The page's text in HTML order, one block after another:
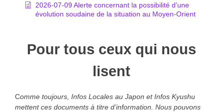
2026-07-09 Alerte concernant la possibilité d'une
évolution soudaine de la situation au Moyen-Orient
Pour tous ceux qui nous
lisent
Comme toujours, Infos Locales au Japon et Infos Kyushu
mettent ces documents à titre d’information. Nous pouvons